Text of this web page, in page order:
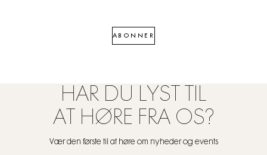
ABONNER
HAR DU LYST TIL
AT HØRE FRA OS?
Vær den første til at høre om nyheder og events